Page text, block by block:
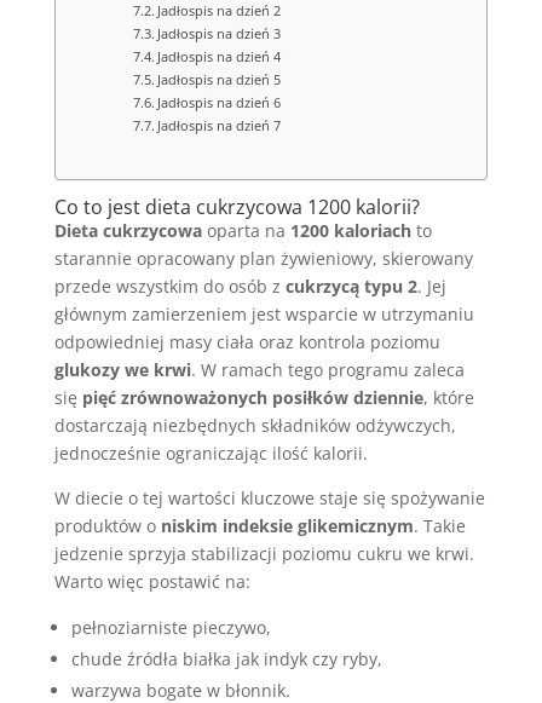
Jadłospis na dzień 2
Jadłospis na dzień 3
Jadłospis na dzień 4
Jadłospis na dzień 5
Jadłospis na dzień 6
Jadłospis na dzień 7
Co to jest dieta cukrzycowa 1200 kalorii?
Dieta cukrzycowaoparta na 1200 kaloriachto
starannie opracowany plan żywieniowy, skierowany
przede wszystkim do osób z cukrzycą typu 2. Jej
głównym zamierzeniem jest wsparcie w utrzymaniu
odpowiedniej masy ciała oraz kontrola poziomu
glukozy we krwi. W ramach tego programu zaleca
się pięć zrównoważonych posiłków dziennie, które
dostarczają niezbędnych składników odżywczych,
jednocześnie ograniczając ilość kalorii.
W diecie o tej wartości kluczowe staje się spożywanie
produktów o niskim indeksie glikemicznym. Takie
jedzenie sprzyja stabilizacji poziomu cukru we krwi.
Warto więc postawić na:
pełnoziarniste pieczywo,
chude źródła białka jak indyk czy ryby,
warzywa bogate w błonnik.